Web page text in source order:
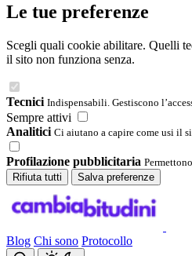
Le tue preferenze
Scegli quali cookie abilitare. Quelli
il sito non funziona senza.
Tecnici Indispensabili. Gestiscono
Sempre attivi
Analitici Ci aiutano a capire come usi il
Profilazione pubblicitaria
Rifiuta tutti
Salva preferenze
Blog Chi sono Protocollo